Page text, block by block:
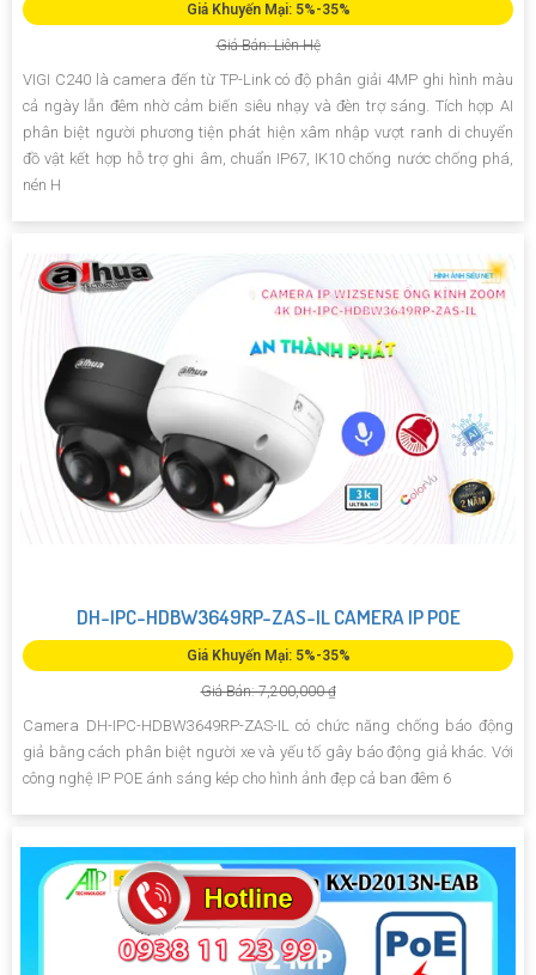
Giá Khuyến Mại: 5%-35%
Giá Bán: Liên Hệ
VIGI C240 là camera đến từ TP-Link có độ phân giải 4MP ghi hình màu
cả ngày lẫn đêm nhờ cảm biến siêu nhạy và đèn trợ sáng. Tích hợp AI
phân biệt người phương tiện phát hiện xâm nhập vượt ranh di chuyển
đồ vật kết hợp hỗ trợ ghi âm, chuẩn IP67, IK10 chống nước chống phá,
nén H
DH-IPC-HDBW3649RP-ZAS-IL CAMERA IP POE
Giá Khuyến Mại: 5%-35%
Giá Bán: 7,200,000 ₫
Camera DH-IPC-HDBW3649RP-ZAS-IL có chức năng chống báo động
giả bằng cách phân biệt người xe và yếu tố gây báo động giả khác. Với
công nghệ IP POE ánh sáng kép cho hình ảnh đẹp cả ban đêm 6